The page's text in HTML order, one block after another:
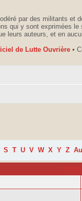
par des militants et
qui y sont exprimées le
leurs auteurs, et en
de Lutte Ouvrière •
S T U V W X Y Z
RANG